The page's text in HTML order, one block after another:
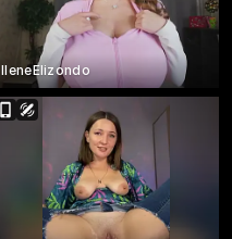
IleneElizondo